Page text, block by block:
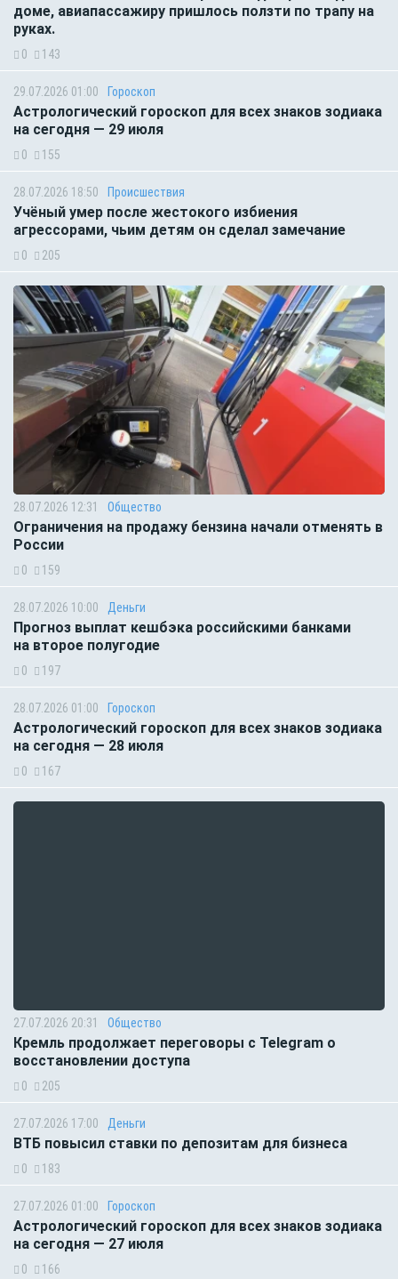
доме, авиапассажиру пришлось ползти по трапу на
руках.
0 143
29.07.2026 01:00 Гороскоп
Астрологический гороскоп для всех знаков зодиака
на сегодня — 29 июля
0 155
28.07.2026 18:50 Происшествия
Учёный умер после жестокого избиения
агрессорами, чьим детям он сделал замечание
0 205
28.07.2026 12:31 Общество
Ограничения на продажу бензина начали отменять в
России
0 159
28.07.2026 10:00 Деньги
Прогноз выплат кешбэка российскими банками
на второе полугодие
0 197
28.07.2026 01:00 Гороскоп
Астрологический гороскоп для всех знаков зодиака
на сегодня — 28 июля
0 167
27.07.2026 20:31 Общество
Кремль продолжает переговоры с Telegram о
восстановлении доступа
0 205
27.07.2026 17:00 Деньги
ВТБ повысил ставки по депозитам для бизнеса
0 183
27.07.2026 01:00 Гороскоп
Астрологический гороскоп для всех знаков зодиака
на сегодня — 27 июля
0 166